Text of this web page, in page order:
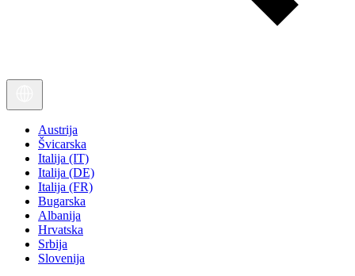
Austrija
Švicarska
Italija (IT)
Italija (DE)
Italija (FR)
Bugarska
Albanija
Hrvatska
Srbija
Slovenija